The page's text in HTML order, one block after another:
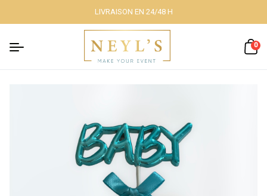
Décoration
lumineuse
LIVRAISON EN 24/48 H
0